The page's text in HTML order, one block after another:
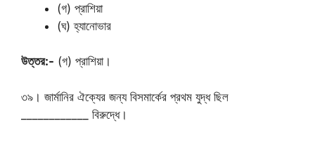
(গ) প্রাশিয়া
(ঘ) হ্যানোভার
উত্তর:- (গ) প্রাশিয়া।
৩৯। জার্মানির ঐক্যের জন্য বিসমার্কের প্রথম যুদ্ধ ছিল
____________ বিরুদ্ধে।